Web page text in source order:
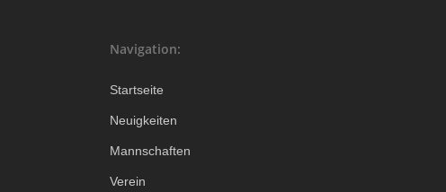
Navigation:
Startseite
Neuigkeiten
Mannschaften
Verein